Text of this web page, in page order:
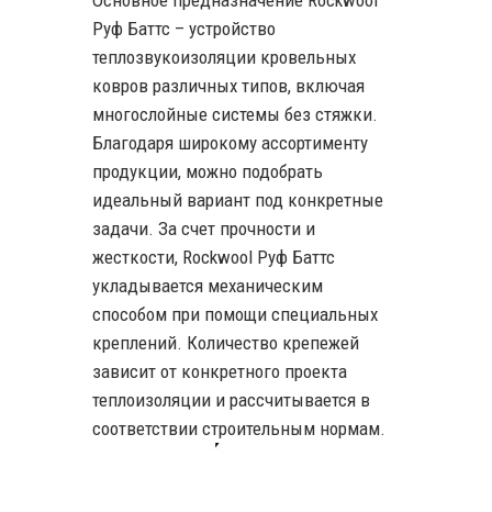
Руф Баттс – устройство
теплозвукоизоляции кровельных
ковров различных типов, включая
многослойные системы без стяжки.
Благодаря широкому ассортименту
продукции, можно подобрать
идеальный вариант под конкретные
задачи. За счет прочности и
жесткости, Rockwool Руф Баттс
укладывается механическим
способом при помощи специальных
креплений. Количество крепежей
зависит от конкретного проекта
теплоизоляции и рассчитывается в
соответствии строительным нормам.